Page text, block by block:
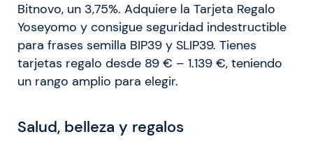
Bitnovo, un 3,75%. Adquiere la Tarjeta Regalo
Yoseyomo y consigue seguridad indestructible
para frases semilla BIP39 y SLIP39. Tienes
tarjetas regalo desde 89 € – 1.139 €, teniendo
un rango amplio para elegir.
Salud, belleza y regalos